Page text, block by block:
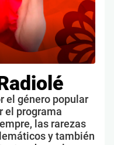
el género popular
el programa
las rarezas
y también